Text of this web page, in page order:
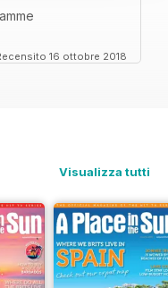
16 ottobre 2018
Visualizza tutti